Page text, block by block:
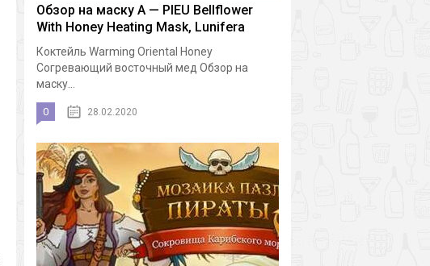
Обзор на маску A — PIEU Bellflower
With Honey Heating Mask, Lunifera
Коктейль Warming Oriental Honey
Согревающий восточный мед Обзор на
маску...
0 28.02.2020